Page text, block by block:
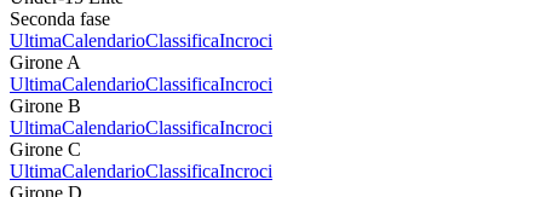
Seconda fase
UltimaCalendarioClassificaIncroci
Girone A
UltimaCalendarioClassificaIncroci
Girone B
UltimaCalendarioClassificaIncroci
Girone C
UltimaCalendarioClassificaIncroci
Girone D